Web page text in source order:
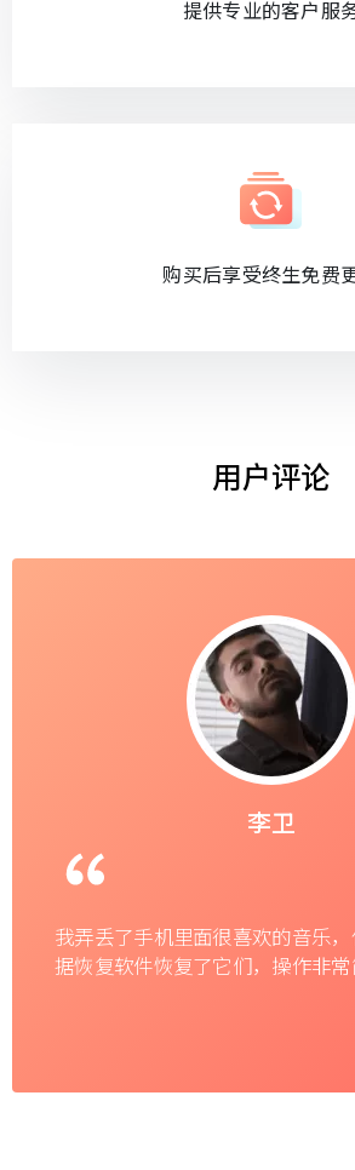
提供专业的客户服
购买后享受终生免费
用户评论
李卫
我弄丢了手机里面很喜欢的音乐
据恢复软件恢复了它们，操作非